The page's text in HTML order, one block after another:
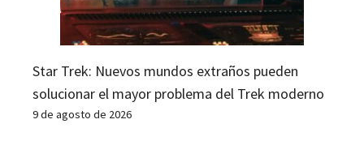
Star Trek: Nuevos mundos extraños pueden
solucionar el mayor problema del Trek moderno
9 de agosto de 2026